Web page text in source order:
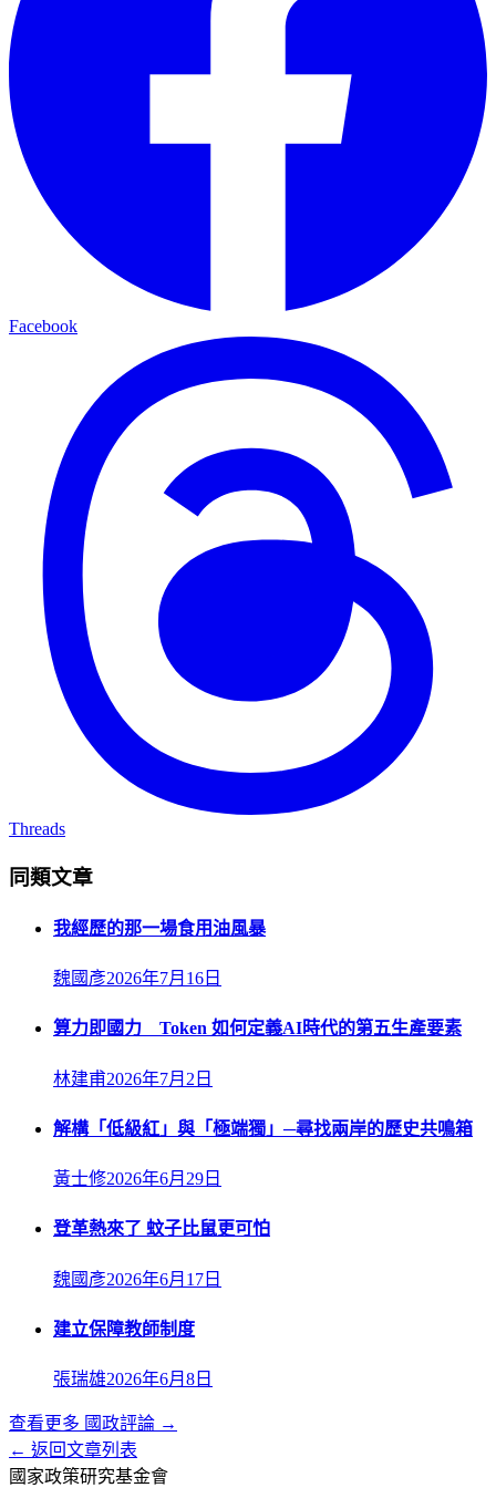
Facebook
Threads
同類文章
我經歷的那一場食用油風暴
魏國彥2026年7月16日
算力即國力 Token 如何定義AI時代的第五生產要素
林建甫2026年7月2日
解構「低級紅」與「極端獨」─尋找兩岸的歷史共鳴箱
黃士修2026年6月29日
登革熱來了 蚊子比鼠更可怕
魏國彥2026年6月17日
建立保障教師制度
張瑞雄2026年6月8日
查看更多 國政評論 →
← 返回文章列表
國家政策研究基金會